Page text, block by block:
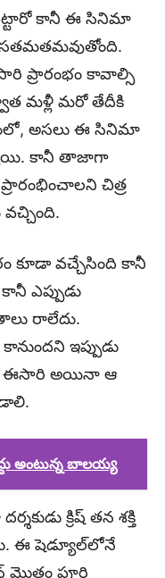
కానీ ఈ సినిమా
ప్రారంభం కావాల్సి
మళ్లీ మరో తేదీకి
అసలు ఈ సినిమా
కానీ తాజాగా
చిత్ర
కూడా వచ్చేసింది కానీ
ఎప్పుడు
రాలేదు.
ఇప్పుడు
ఈసారి అయినా ఆ
అంటున్న బాలయ్య
క్రిష్ తన శక్తి
ఈ షెడ్యూల్‌లోనే
పూర్తి